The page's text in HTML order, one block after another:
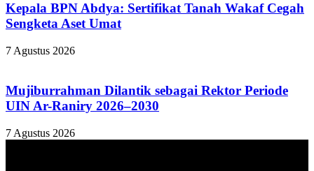
Kepala BPN Abdya: Sertifikat Tanah Wakaf Cegah
Sengketa Aset Umat
7 Agustus 2026
Mujiburrahman Dilantik sebagai Rektor Periode
UIN Ar-Raniry 2026–2030
7 Agustus 2026